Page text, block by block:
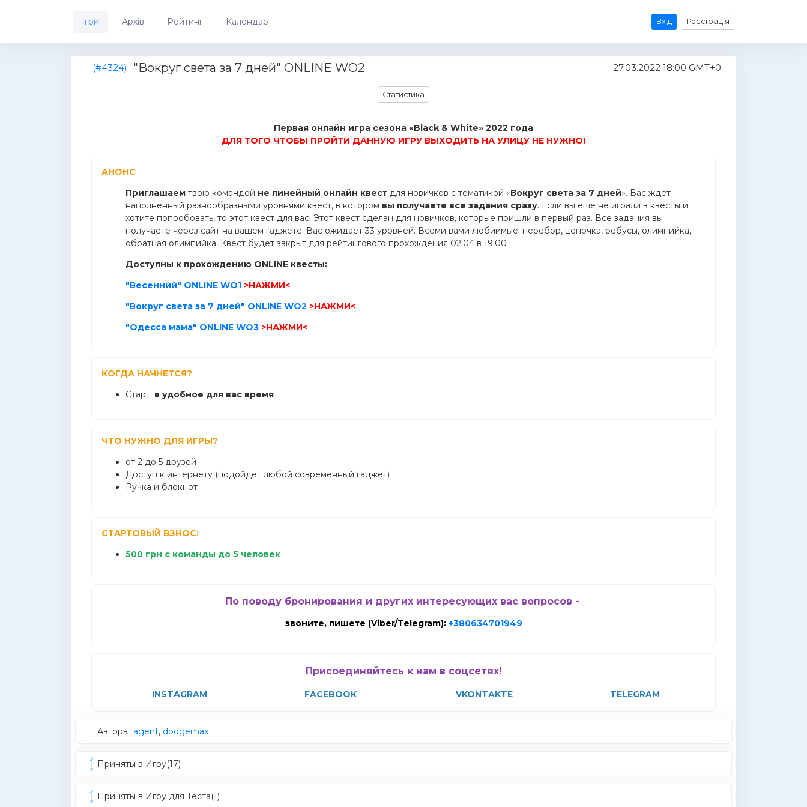
Ігри Архів Рейтинг Календар Вхід Реєстрація
(#4324) 27.03.2022 18:00 GMT+0
"Вокруг света за 7 дней" ONLINE WO2
Статистика
Первая онлайн игра сезона «Black & White» 2022 года
ДЛЯ ТОГО ЧТОБЫ ПРОЙТИ ДАННУЮ ИГРУ ВЫХОДИТЬ НА УЛИЦУ НЕ НУЖНО!
АНОНС
Приглашаем твою командой не линейный онлайн квест для новичков с тематикой «Вокруг света за 7 дней». Вас ждет
наполненный разнообразными уровнями квест, в котором вы получаете все задания сразу. Если вы еще не играли в квесты и
хотите попробовать, то этот квест для вас! Этот квест сделан для новичков, которые пришли в первый раз. Все задания вы
получаете через сайт на вашем гаджете. Вас ожидает 33 уровней. Всеми вами любиимые: перебор, цепочка, ребусы, олимпийка,
обратная олимпийка. Квест будет закрыт для рейтингового прохождения 02.04 в 19:00
Доступны к прохождению ONLINE квесты:
"Весенний" ONLINE WO1 >НАЖМИ<
"Вокруг света за 7 дней" ONLINE WO2 >НАЖМИ<
"Одесса мама" ONLINE WO3 >НАЖМИ<
КОГДА НАЧНЕТСЯ?
Старт: в удобное для вас время
ЧТО НУЖНО ДЛЯ ИГРЫ?
от 2 до 5 друзей
Доступ к интернету (подойдет любой современный гаджет)
Ручка и блокнот
СТАРТОВЫЙ ВЗНОС:
500 грн с команды до 5 человек
По поводу бронирования и других интересующих вас вопросов -
звоните, пишете (Viber/Telegram): +380634701949
Присоединяйтесь к нам в соцсетях!
INSTAGRAM FACEBOOK VKONTAKTE TELEGRAM
Авторы: agent, dodgemax
Приняты в Игру(17)
Приняты в Игру для Теста(1)